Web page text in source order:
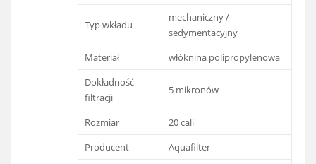
Typ wkładu
mechaniczny /
sedymentacyjny
Materiał
włóknina polipropylenowa
Dokładność
filtracji
5 mikronów
Rozmiar
20 cali
Producent
Aquafilter